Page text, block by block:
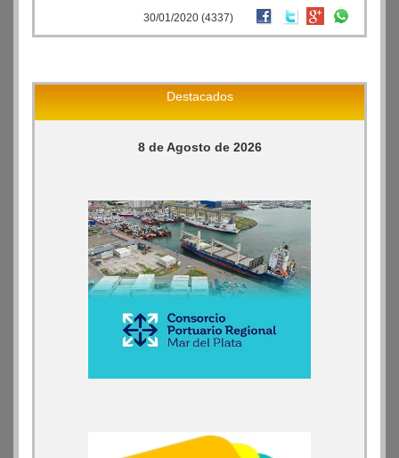
30/01/2020 (4337)
Destacados
8 de Agosto de 2026